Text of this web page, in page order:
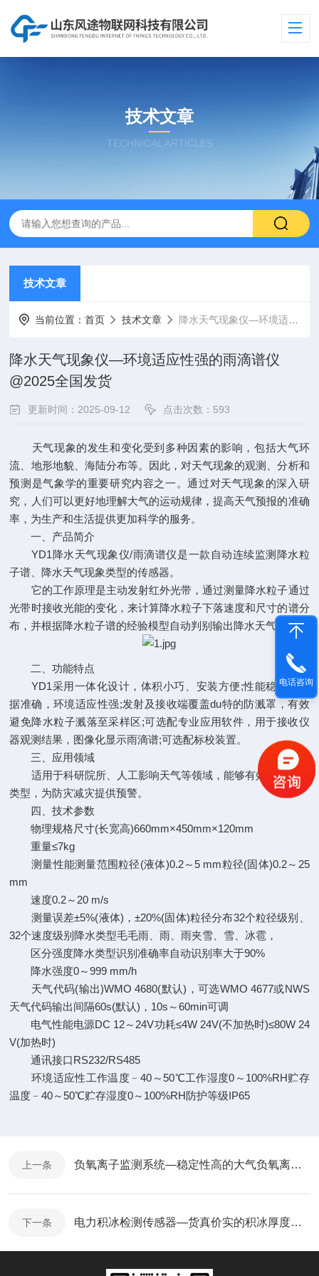
技术文章
TECHNICAL ARTICLES
技术文章
当前位置：首页 技术文章 降水天气现象仪—环境适应性强的雨滴谱仪@2025全国发货
降水天气现象仪—环境适应性强的雨滴谱仪
@2025全国发货
更新时间：2025-09-12 点击次数：593
天气现象的发生和变化受到多种因素的影响，包括大气环
流、地形地貌、海陆分布等。因此，对天气现象的观测、分析和
预测是气象学的重要研究内容之一。通过对天气现象的深入研
究，人们可以更好地理解大气的运动规律，提高天气预报的准确
率，为生产和生活提供更加科学的服务。
一、产品简介
YD1降水天气现象仪/雨滴谱仪是一款自动连续监测降水粒
子谱、降水天气现象类型的传感器。
它的工作原理是主动发射红外光带，通过测量降水粒子通过
光带时接收光能的变化，来计算降水粒子下落速度和尺寸的谱分
布，并根据降水粒子谱的经验模型自动判别输出降水天气现象。
二、功能特点
YD1采用一体化设计，体积小巧、安装方便;性能稳定，数
据准确，环境适应性强;发射及接收端覆盖du特的防溅罩，有效
避免降水粒子溅落至采样区;可选配专业应用软件，用于接收仪
器观测结果，图像化显示雨滴谱;可选配标校装置。
三、应用领域
适用于科研院所、人工影响天气等领域，能够有效监测降水
类型，为防灾减灾提供预警。
四、技术参数
物理规格尺寸(长宽高)660mm×450mm×120mm
重量≤7kg
测量性能测量范围粒径(液体)0.2～5 mm粒径(固体)0.2～25
mm
速度0.2～20 m/s
测量误差±5%(液体)，±20%(固体)粒径分布32个粒径级别、
32个速度级别降水类型毛毛雨、雨、雨夹雪、雪、冰雹，
区分强度降水类型识别准确率自动识别率大于90%
降水强度0～999 mm/h
天气代码(输出)WMO 4680(默认)，可选WMO 4677或NWS
天气代码输出间隔60s(默认)，10s～60min可调
电气性能电源DC 12～24V功耗≤4W 24V(不加热时)≤80W 24
V(加热时)
通讯接口RS232/RS485
环境适应性工作温度﹣40～50℃工作湿度0～100%RH贮存
温度﹣40～50℃贮存湿度0～100%RH防护等级IP65
上一条 负氧离子监测系统—稳定性高的大气负氧离子监测站@2025全+国+发+货
下一条 电力积冰检测传感器—货真价实的积冰厚度传感器@2025全境派送
电话咨询